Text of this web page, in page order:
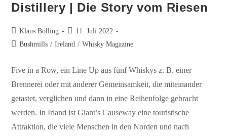
Distillery | Die Story vom Riesen
Klaus Bölling
11. Juli 2022
Bushmills / Ireland / Whisky Magazine
Five in a Row, ein Line Up aus fünf Whiskys z. B. einer
Brennerei oder mit anderer Gemeinsamkeit, die miteinander
getastet, verglichen und dann in eine Reihenfolge gebracht
werden. In Irland ist Giant’s Causeway eine touristische
Attraktion, die viele Menschen in den Norden und nach